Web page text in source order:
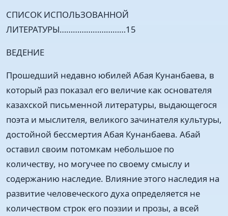
СПИСОК ИСПОЛЬЗОВАННОЙ
ЛИТЕРАТУРЫ…………………………15
ВЕДЕНИЕ
Прошедший недавно юбилей Абая Кунанбаева, в
который раз показал его величие как основателя
казахской письменной литературы, выдающегося
поэта и мыслителя, великого зачинателя культуры,
достойной бессмертия Абая Кунанбаева. Абай
оставил своим потомкам небольшое по
количеству, но могучее по своему смыслу и
содержанию наследие. Влияние этого наследия на
развитие человеческого духа определяется не
количеством строк его поэзии и прозы, а всей